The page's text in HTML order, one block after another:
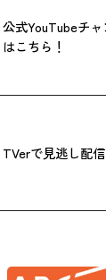
公式YouTubeチ
はこちら！
TVerで見逃し配信